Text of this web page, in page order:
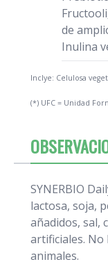
de
Inulina
Inclye: Celulosa
(*) UFC = Unidad
SYNERBIO
lactosa, soja,
añadidos, sal,
artificiales.
animales.